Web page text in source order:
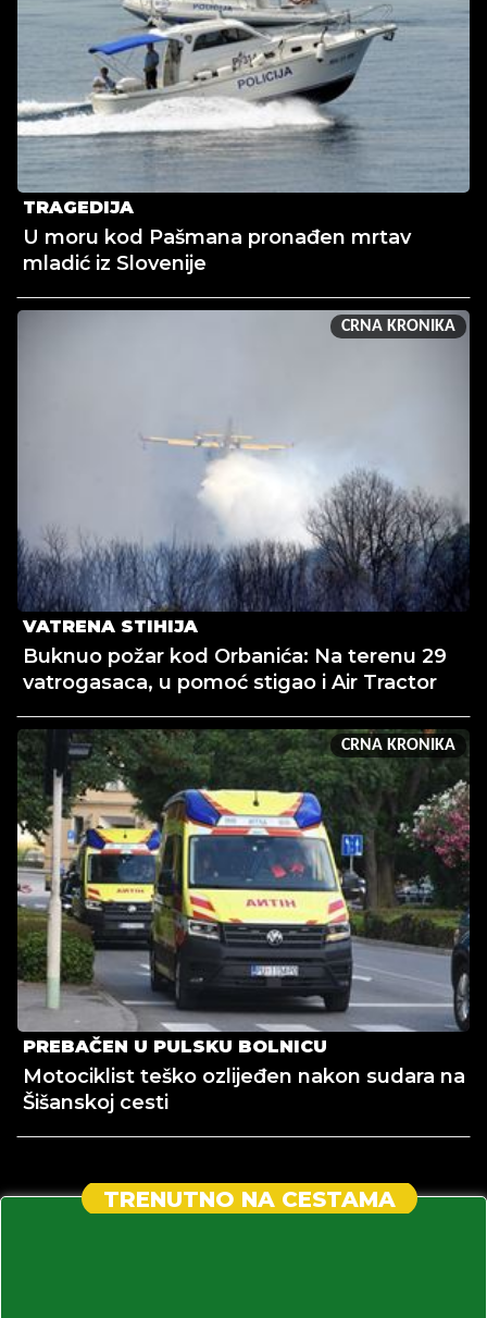
TRAGEDIJA
U moru kod Pašmana pronađen mrtav
mladić iz Slovenije
CRNA KRONIKA
VATRENA STIHIJA
Buknuo požar kod Orbanića: Na terenu 29
vatrogasaca, u pomoć stigao i Air Tractor
CRNA KRONIKA
PREBAČEN U PULSKU BOLNICU
Motociklist teško ozlijeđen nakon sudara na
Šišanskoj cesti
TRENUTNO NA CESTAMA